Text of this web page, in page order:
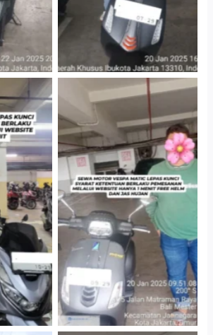
Cityplaza Jatinegara
Gedung Parkir P6A